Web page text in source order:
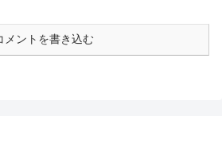
メントを書き込む